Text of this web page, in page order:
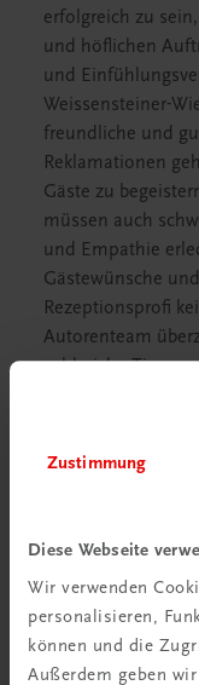
Zustimmung
Diese Webseite
Wir verwenden
personalisieren,
können und die
Außerdem geben
erfolgreich zu
und höflichen
und
Weissensteiner-
freundliche und
Reklamationen
Gäste zu
müssen auch
und Empathie
Gästewünsche
Rezeptionsprofi
Autorenteam
zahlreiche Tipps
und schwierigen
gibt es bisher
#rezeption gibt
Themenfeld